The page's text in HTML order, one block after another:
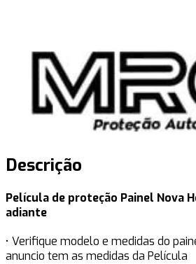
Descrição
Película de proteção Painel Nova
adiante
• Verifique modelo e medidas do
anuncio tem as medidas da Película